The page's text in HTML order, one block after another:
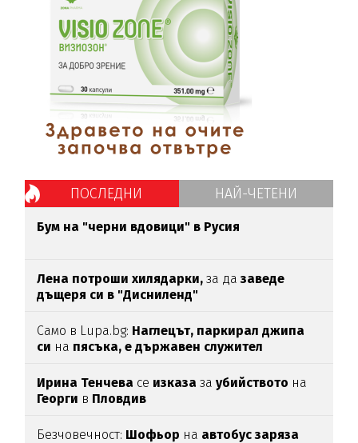
ПОСЛЕДНИ НАЙ-ЧЕТЕНИ
Бум на "черни вдовици" в Русия
Лена потроши хилядарки,за да заведе
дъщеря си в "Дисниленд"
Само в Lupa.bg: Наглецът, паркирал джипа
си на пясъка, е държавен служител
Ирина Тенчева се изказазаубийството на
Георги в Пловдив
Безчовечност: Шофьор на автобус заряза